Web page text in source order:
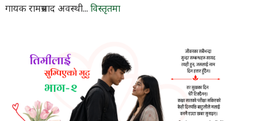
गायक रामप्रसाद अवस्थी... विस्तृतमा